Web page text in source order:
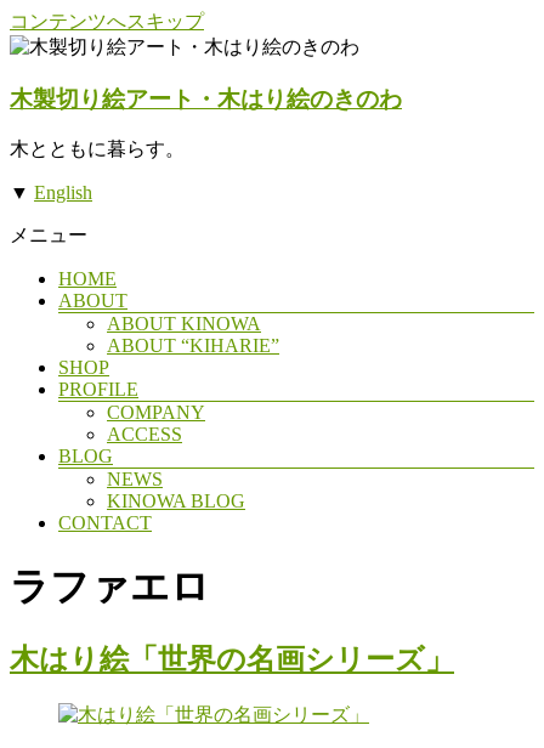
コンテンツへスキップ
木製切り絵アート・木はり絵のきのわ
木とともに暮らす。
▼ English
メニュー
HOME
ABOUT
ABOUT KINOWA
ABOUT “KIHARIE”
SHOP
PROFILE
COMPANY
ACCESS
BLOG
NEWS
KINOWA BLOG
CONTACT
ラファエロ
木はり絵「世界の名画シリーズ」